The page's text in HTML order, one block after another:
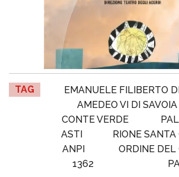
TAG
EMANUELE FILIBERTO
AMEDEO VI DI SAVOIA
CONTE VERDE
ASTI
RIONE SANTA
ANPI
ORDINE DEL
1362